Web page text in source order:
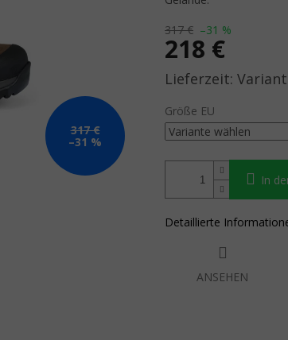
317 €
–31 %
317 € –31 %
218 €
Verkaufspreis:
Größe EU
In
Detaillierte
ANSEHEN